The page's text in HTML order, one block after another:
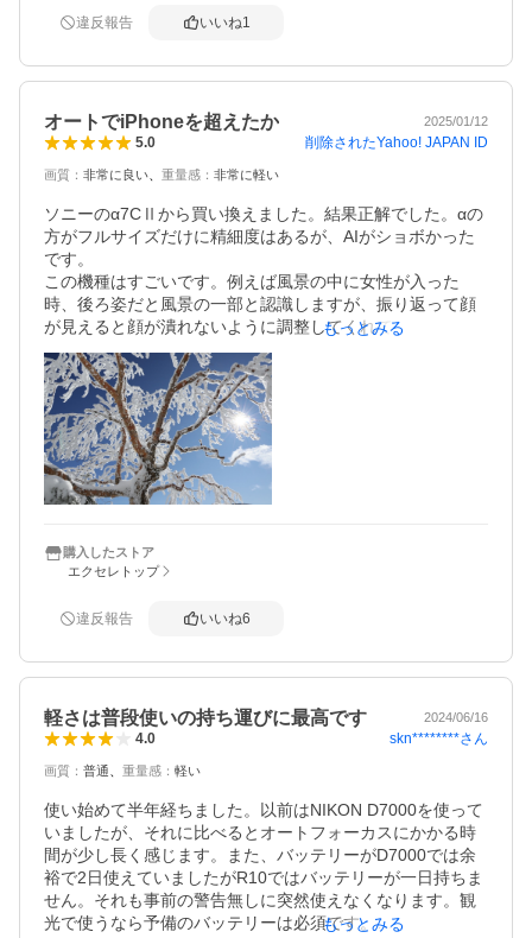
本体が軽量なので、一日中首から下げていても疲れにく
に揃えることをおすすめします。運動会などでは望遠レン
ズがあると撮影の幅が大きく広がります。
く感じます。長時間の撮影や連写を多用する場合は、予備
バッテリーを1～2個用意しておくと安心です。
総合的には、初心者から中級者まで安心して使える、とて
も満足度の高いカメラだと思います。
違反報告 いいね1
オートでiPhoneを超えたか 2025/01/12
5.0 削除されたYahoo! JAPAN ID
画質 ： 非常に良い 重量感 ： 非常に軽い
ソニーのα7CⅡから買い換えました。結果正解でした。αの
方がフルサイズだけに精細度はあるが、AIがショボかった
です。
この機種はすごいです。例えば風景の中に女性が入った
時、後ろ姿だと風景の一部と認識しますが、振り返って顔
が見えると顔が潰れないように調整してくれてポートレー
トになります。
逆高時はややオーバー気味ですが、写真が趣味ではない人
ならそれくらいの方が見やすいと思います。AWBもαよりず
っと安定してます。
やっとスマホを超えるカメラが出てきたなと感じました。
また、バッテリーが小さいので心配していたのですが、−1
0℃以下で1日撮影していましたが1度も落ちることなく使え
嬉しい誤算でした。
もっとみる
購入したストア
エクセレトップ
違反報告 いいね6
軽さは普段使いの持ち運びに最高です 2024/06/16
4.0 skn********さん
画質 ： 普通 重量感 ： 軽い
使い始めて半年経ちました。以前はNIKON D7000を使って
いましたが、それに比べるとオートフォーカスにかかる時
間が少し長く感じます。また、バッテリーがD7000では余
裕で2日使えていましたがR10ではバッテリーが一日持ちま
せん。それも事前の警告無しに突然使えなくなります。観
光で使うなら予備のバッテリーは必須です。
もっとみる